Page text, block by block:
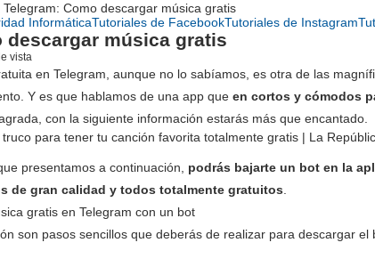
Telegram: Como descargar música gratis
InformáticaTutoriales de FacebookTutoriales de Instagram
descargar música gratis
vista
en Telegram, aunque no lo sabíamos, es otra de las
Y es que hablamos de una app que en cortos y cómodos
con la siguiente información estarás más que encantado.
presentamos a continuación, podrás bajarte un bot en la
de gran calidad y todos totalmente gratuitos
gratis en Telegram con un bot
son pasos sencillos que deberás de realizar para descargar